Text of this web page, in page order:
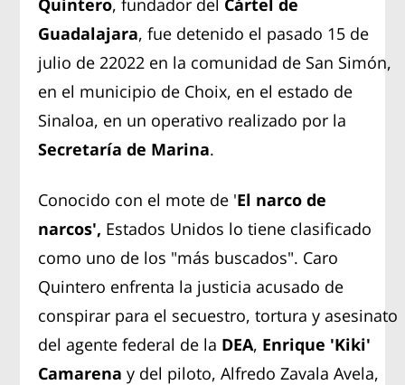
Guadalajara, fue detenido el pasado 15 de
julio de 22022 en la comunidad de San Simón,
en el municipio de Choix, en el estado de
Sinaloa, en un operativo realizado por la
Secretaría de Marina.
Conocido con el mote de 'El narco de
narcos', Estados Unidos lo tiene clasificado
como uno de los "más buscados". Caro
Quintero enfrenta la justicia acusado de
conspirar para el secuestro, tortura y asesinato
del agente federal de la DEA, Enrique 'Kiki'
Camarena y del piloto, Alfredo Zavala Avela,